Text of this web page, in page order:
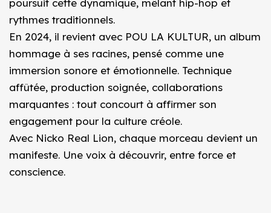
poursuit cette dynamique, mêlant hip-hop et
rythmes traditionnels.
En 2024, il revient avec POU LA KULTUR, un album
hommage à ses racines, pensé comme une
immersion sonore et émotionnelle. Technique
affûtée, production soignée, collaborations
marquantes : tout concourt à affirmer son
engagement pour la culture créole.
Avec Nicko Real Lion, chaque morceau devient un
manifeste. Une voix à découvrir, entre force et
conscience.